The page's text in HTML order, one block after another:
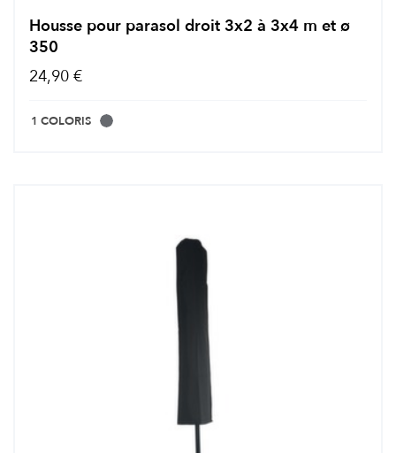
Housse pour parasol droit 3x2 à 3x4 m et ø
350
24,90 €
1 COLORIS